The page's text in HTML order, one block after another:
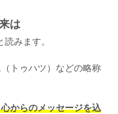
は
読みます。
トゥハツ）などの略称
からのメッセージを込